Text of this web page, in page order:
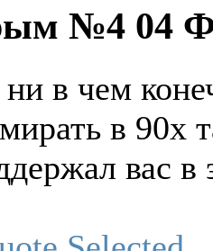
№4 04
в чем
в 90х
вас в